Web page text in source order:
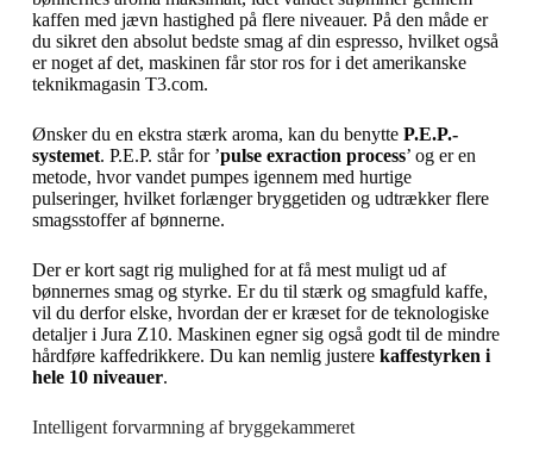
kaffen med jævn hastighed på flere niveauer. På den måde er
du sikret den absolut bedste smag af din espresso, hvilket også
er noget af det, maskinen får stor ros for i det amerikanske
teknikmagasin T3.com.
Ønsker du en ekstra stærk aroma, kan du benytte P.E.P.-
systemet. P.E.P. står for ’pulse exraction process’ og er en
metode, hvor vandet pumpes igennem med hurtige
pulseringer, hvilket forlænger bryggetiden og udtrækker flere
smagsstoffer af bønnerne.
Der er kort sagt rig mulighed for at få mest muligt ud af
bønnernes smag og styrke. Er du til stærk og smagfuld kaffe,
vil du derfor elske, hvordan der er kræset for de teknologiske
detaljer i Jura Z10. Maskinen egner sig også godt til de mindre
hårdføre kaffedrikkere. Du kan nemlig justere kaffestyrken i
hele 10 niveauer.
Intelligent forvarmning af bryggekammeret